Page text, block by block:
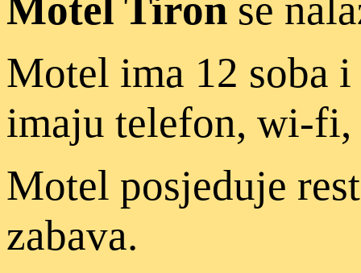
Motel Tiron se
Motel ima 12 soba
imaju telefon, wi-fi,
Motel posjeduje
zabava.